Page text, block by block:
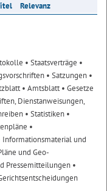
Relevanz
• Staatsverträge •
• Satzungen •
• Amtsblatt• Gesetze
Dienstanweisungen,
• Statistiken •
•
Informationsmaterial und
und Geo-
Pressemitteilungen •